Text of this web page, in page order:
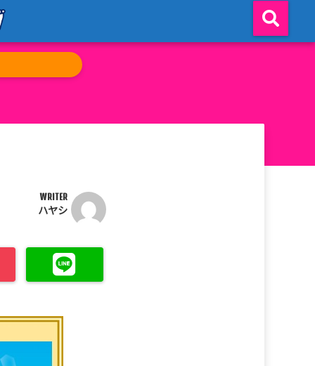
WRITER
ハヤシ